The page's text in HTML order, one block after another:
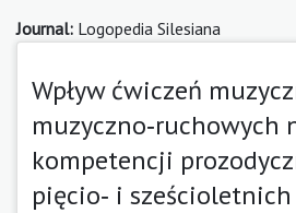
Journal: Logopedia Silesiana
Wpływ ćwiczeń
muzyczno‑ruchowych
kompetencji
pięcio‑ i sześcioletnich